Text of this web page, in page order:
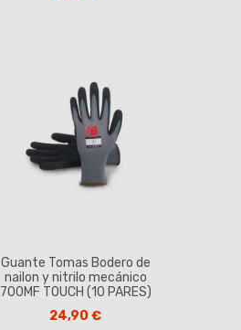
Guante Tomas Bodero de
nailon y nitrilo mecánico
700MF TOUCH (10 PARES)
24,90 €